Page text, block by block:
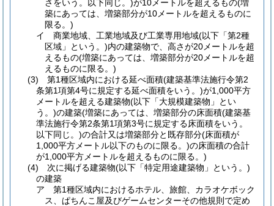
さをいう。以下同じ。)が10メートルを超えるもの(増
築にあっては、増築部分が10メートルを超えるものに
限る。)
イ
商業地域、工業地域及び工業専用地域(以下「第2種
区域」という。)内の建築物で、高さが20メートルを超
えるもの(増築にあっては、増築部分が20メートルを超
えるものに限る。)
(3)
第1種区域内における延べ面積(建築基準法施行令第2
条第1項第4号に規定する延べ面積をいう。)が1,000平方
メートルを超える建築物(以下「大規模建築物」とい
う。)の建築(増築にあっては、増築部分の床面積(建築基
準法施行令第2条第1項第3号に規定する床面積をいう。
以下同じ。)の合計又は増築部分と既存部分(床面積が
1,000平方メートル以下のものに限る。)の床面積の合計
が1,000平方メートルを超えるものに限る。)
(4)
次に掲げる建築物(以下「特定用途建築物」という。)
の建築
ア
第1種区域内におけるホテル、旅館、カラオケボック
ス、ぱちんこ屋及びゲームセンターその他規則で定め